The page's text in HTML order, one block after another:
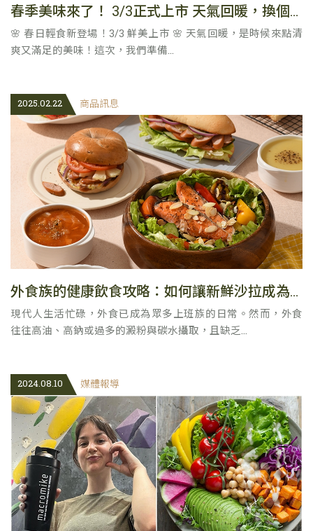
春季美味來了！ 3/3正式上市 天氣回暖，換個口味更對味！
🌸 春日輕食新登場！3/3 鮮美上市 🌸 天氣回暖，是時候來點清
爽又滿足的美味！這次，我們準備...
2025.02.22 商品訊息
外食族的健康飲食攻略：如何讓新鮮沙拉成為完美主角
現代人生活忙碌，外食已成為眾多上班族的日常。然而，外食
往往高油、高鈉或過多的澱粉與碳水攝取，且缺乏...
2024.08.10 媒體報導